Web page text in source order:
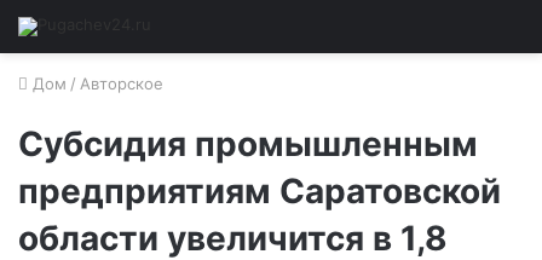
Дом / Авторское
Субсидия промышленным
предприятиям Саратовской
области увеличится в 1,8